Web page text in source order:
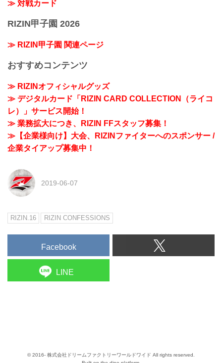
≫ 対戦カード
RIZIN甲子園 2026
≫ RIZIN甲子園 関連ページ
おすすめコンテンツ
≫ RIZINオフィシャルグッズ
≫ デジタルカード「RIZIN CARD COLLECTION（ライコ
レ）」サービス開始！
≫ 業務拡大につき、RIZIN FFスタッフ募集！
≫【企業様向け】大会、RIZINファイターへのスポンサー /
企業タイアップ募集中！
2019-06-07
RIZIN.16 RIZIN CONFESSIONS
Facebook
LINE
© 2016- 株式会社ドリームファクトリーワールドワイド All rights reserved.